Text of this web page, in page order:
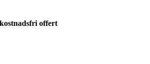
offert